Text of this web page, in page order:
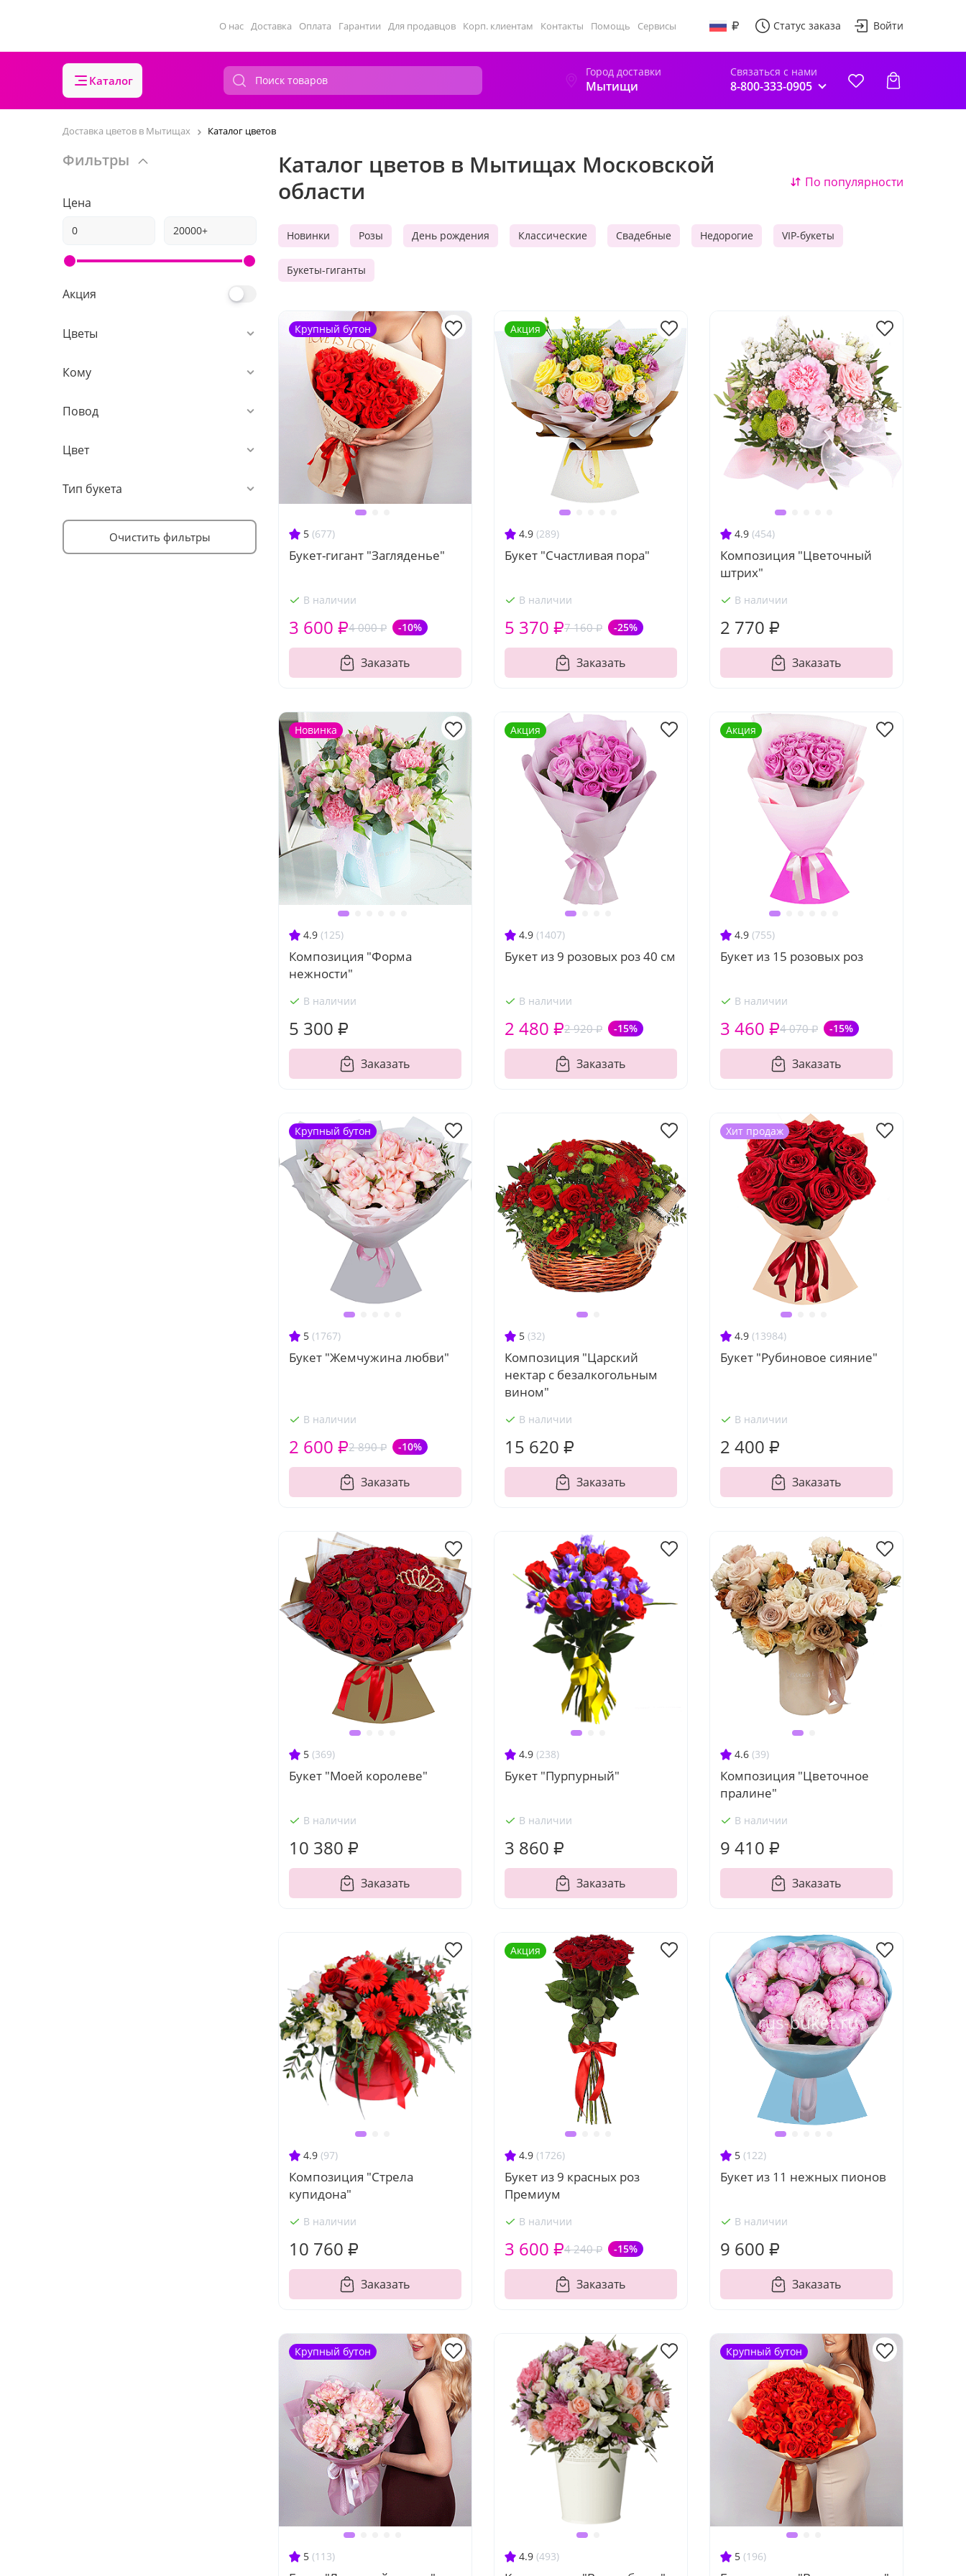
О нас Доставка Оплата Гарантии Для продавцов Корп. клиентам Контакты Помощь Сервисы Статус заказа Войти
Каталог
Город доставки
Мытищи
Связаться с нами
8-800-333-0905
Доставка цветов в Мытищах Каталог цветов
Фильтры
Цена
Акция
Цветы
Кому
Повод
Цвет
Тип букета
Очистить фильтры
Каталог цветов в Мытищах Московской
области
По популярности
Новинки Розы День рождения Классические Свадебные Недорогие VIP-букеты
Букеты-гиганты
5 (677)
Букет-гигант "Загляденье"
В наличии
4 000 ₽ -10%
3 600 ₽
Заказать
Крупный бутон
4.9 (289)
Букет "Счастливая пора"
В наличии
7 160 ₽ -25%
5 370 ₽
Заказать
Акция
4.9 (454)
Композиция "Цветочный
штрих"
В наличии
2 770 ₽
Заказать
4.9 (125)
Композиция "Форма
нежности"
В наличии
5 300 ₽
Заказать
Новинка
4.9 (1407)
Букет из 9 розовых роз 40 см
В наличии
2 920 ₽ -15%
2 480 ₽
Заказать
Акция
4.9 (755)
Букет из 15 розовых роз
В наличии
4 070 ₽ -15%
3 460 ₽
Заказать
Акция
5 (1767)
Букет "Жемчужина любви"
В наличии
2 890 ₽ -10%
2 600 ₽
Заказать
Крупный бутон
5 (32)
Композиция "Царский
нектар с безалкогольным
вином"
В наличии
15 620 ₽
Заказать
4.9 (13984)
Букет "Рубиновое сияние"
В наличии
2 400 ₽
Заказать
Хит продаж
5 (369)
Букет "Моей королеве"
В наличии
10 380 ₽
Заказать
4.9 (238)
Букет "Пурпурный"
В наличии
3 860 ₽
Заказать
4.6 (39)
Композиция "Цветочное
пралине"
В наличии
9 410 ₽
Заказать
4.9 (97)
Композиция "Стрела
купидона"
В наличии
10 760 ₽
Заказать
4.9 (1726)
Букет из 9 красных роз
Премиум
В наличии
4 240 ₽ -15%
3 600 ₽
Заказать
Акция
5 (122)
Букет из 11 нежных пионов
В наличии
9 600 ₽
Заказать
5 (113)
Крупный бутон
4.9 (493) 5 (196)
Крупный бутон